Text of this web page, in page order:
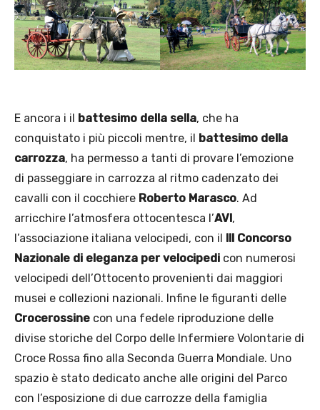
E ancora i il battesimo della sella, che ha
conquistato i più piccoli mentre, il battesimo della
carrozza, ha permesso a tanti di provare l’emozione
di passeggiare in carrozza al ritmo cadenzato dei
cavalli con il cocchiere Roberto Marasco. Ad
arricchire l’atmosfera ottocentesca l’AVI,
l’associazione italiana velocipedi, con il III Concorso
Nazionale di eleganza per velocipedi con numerosi
velocipedi dell’Ottocento provenienti dai maggiori
musei e collezioni nazionali. Infine le figuranti delle
Crocerossine con una fedele riproduzione delle
divise storiche del Corpo delle Infermiere Volontarie di
Croce Rossa fino alla Seconda Guerra Mondiale. Uno
spazio è stato dedicato anche alle origini del Parco
con l’esposizione di due carrozze della famiglia